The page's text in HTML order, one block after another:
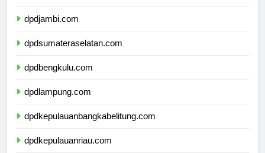
dpdjambi.com
dpdsumateraselatan.com
dpdbengkulu.com
dpdlampung.com
dpdkepulauanbangkabelitung.com
dpdkepulauanriau.com